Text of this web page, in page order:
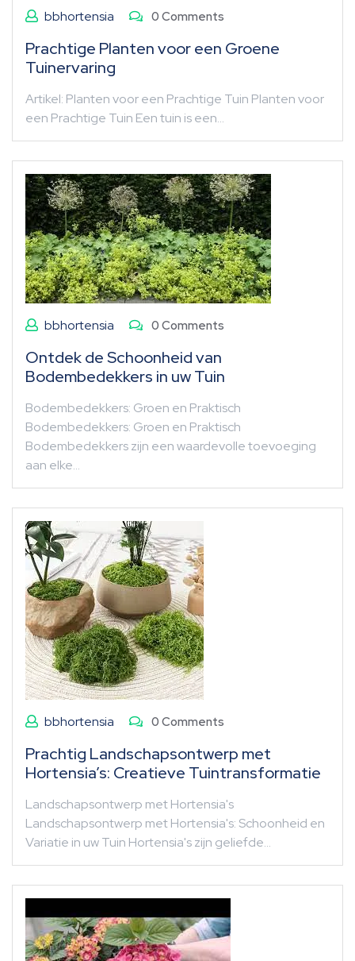
bbhortensia 0 Comments
Prachtige Planten voor een Groene
Tuinervaring
Artikel: Planten voor een Prachtige Tuin Planten voor
een Prachtige Tuin Een tuin is een…
bbhortensia 0 Comments
Ontdek de Schoonheid van
Bodembedekkers in uw Tuin
Bodembedekkers: Groen en Praktisch
Bodembedekkers: Groen en Praktisch
Bodembedekkers zijn een waardevolle toevoeging
aan elke…
bbhortensia 0 Comments
Prachtig Landschapsontwerp met
Hortensia’s: Creatieve Tuintransformatie
Landschapsontwerp met Hortensia's
Landschapsontwerp met Hortensia's: Schoonheid en
Variatie in uw Tuin Hortensia's zijn geliefde…